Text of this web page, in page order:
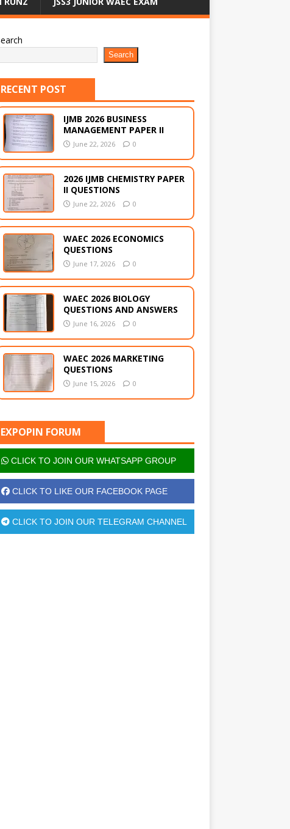
Search
RECENT POST
IJMB 2026 BUSINESS
MANAGEMENT PAPER II
June 22, 2026 0
2026 IJMB CHEMISTRY PAPER
II QUESTIONS
June 22, 2026 0
WAEC 2026 ECONOMICS
QUESTIONS
June 17, 2026 0
WAEC 2026 BIOLOGY
QUESTIONS AND ANSWERS
June 16, 2026 0
WAEC 2026 MARKETING
QUESTIONS
June 15, 2026 0
EXPOPIN FORUM
CLICK TO JOIN OUR WHATSAPP GROUP
CLICK TO LIKE OUR FACEBOOK PAGE
CLICK TO JOIN OUR TELEGRAM CHANNEL